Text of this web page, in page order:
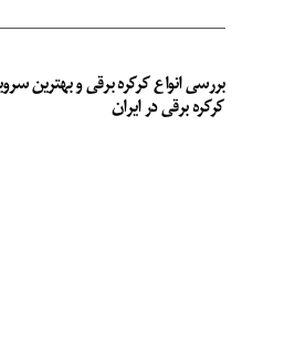
بررسی انواع کرکره برقی و بهترین
کرکره برقی در ایران